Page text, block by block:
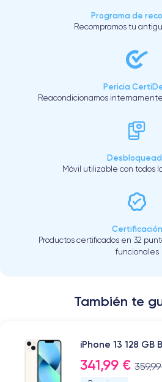
Programa de
Recompramos tu
Pericia
Reacondicionamos
Móvil utilizable con todos
Certificación
Productos certificados en 32
funcionales
También te
iPhone 13 128 GB
341,99 €